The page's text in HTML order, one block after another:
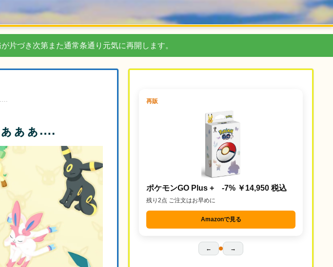
片づき次第また通常条通り元気に再開します。
….
ぁぁぁ….
再販
ポケモンGO Plus + -7% ￥14,950 税込
残り2点 ご注文はお早めに
Amazonで見る
← →